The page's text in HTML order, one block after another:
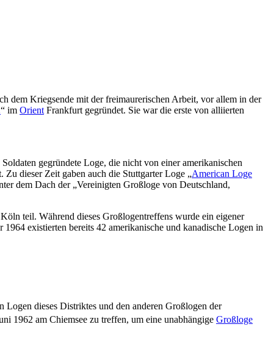
dem Kriegsende mit der freimaurerischen Arbeit, vor allem in der
“ im Orient Frankfurt gegründet. Sie war die erste von alliierten
gegründete Loge, die nicht von einer amerikanischen
dieser Zeit gaben auch die Stuttgarter Loge „American Loge
dem Dach der „Vereinigten Großloge von Deutschland,
teil. Während dieses Großlogentreffens wurde ein eigener
1964 existierten bereits 42 amerikanische und kanadische Logen in
dieses Distriktes und den anderen Großlogen der
1962 am Chiemsee zu treffen, um eine unabhängige Großloge